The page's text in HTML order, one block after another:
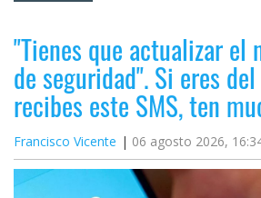
"Tienes que actualizar el
de seguridad". Si eres
recibes este SMS, ten
Francisco Vicente 06 agosto 2026,